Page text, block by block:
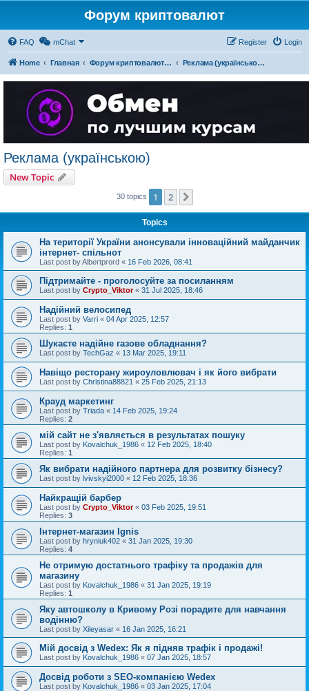
Форум криптовалют
FAQ mChat Login
Register
Home Главная Форум криптовалют українською Реклама (українською)
Реклама (українською)
New Topic
30 topics 1 2
Topics
На території України анонсували інноваційний майданчик
інтернет- спільнот
Last post byAlbertprord « 16 Feb 2026, 08:41
Підтримайте - проголосуйте за посиланням
Last post by Crypto_Viktor« 31 Jul 2025, 18:46
Надійний велосипед
Last post by Varri « 04 Apr 2025, 12:57
Replies: 1
Шукаєте надійне газове обладнання?
Last post by TechGaz « 13 Mar 2025, 19:11
Навіщо ресторану жироуловлювач і як його вибрати
Last post by Christina88821 « 25 Feb 2025, 21:13
Крауд маркетинг
Last post by Triada « 14 Feb 2025, 19:24
Replies: 2
мій сайт не з'являється в результатах пошуку
Last post by Kovalchuk_1986 « 12 Feb 2025, 18:40
Replies: 1
Як вибрати надійного партнера для розвитку бізнесу?
Last post by lvivskyi2000 « 12 Feb 2025, 18:36
Найкращій барбер
Last post by Crypto_Viktor« 03 Feb 2025, 19:51
Replies: 3
Інтернет-магазин Ignis
Last post by hryniuk402 « 31 Jan 2025, 19:30
Replies: 4
Не отримую достатнього трафіку та продажів для
магазину
Last post by Kovalchuk_1986 « 31 Jan 2025, 19:19
Replies: 1
Яку автошколу в Кривому Розі порадите для навчання
водінню?
Last post by Xileyasar « 16 Jan 2025, 16:21
Мій досвід з Wedex: Як я підняв трафік і продажі!
Last post by Kovalchuk_1986 « 07 Jan 2025, 18:57
Досвід роботи з SEO-компанією Wedex
Last post by Kovalchuk_1986 « 03 Jan 2025, 17:04